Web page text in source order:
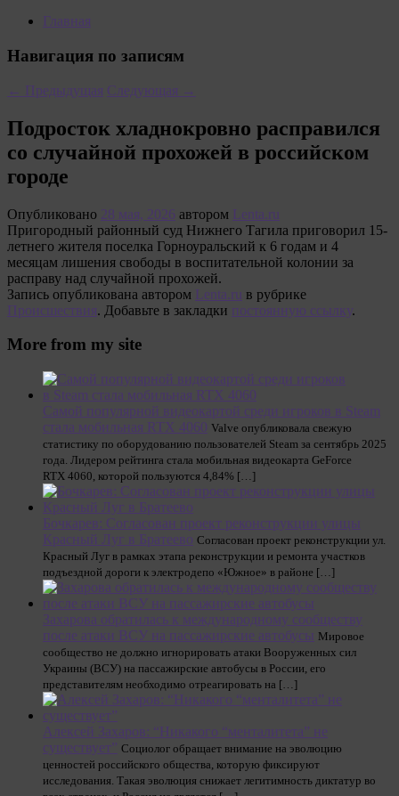
Главная
Навигация по записям
← Предыдущая Следующая →
Подросток хладнокровно расправился
со случайной прохожей в российском
городе
Опубликовано 28 мая, 2026 автором Lenta.ru
Пригородный районный суд Нижнего Тагила приговорил 15-
летнего жителя поселка Горноуральский к 6 годам и 4
месяцам лишения свободы в воспитательной колонии за
расправу над случайной прохожей.
Запись опубликована автором Lenta.ru в рубрике
Происшествия. Добавьте в закладки постоянную ссылку.
More from my site
Самой популярной видеокартой среди игроков в Steam
стала мобильная RTX 4060 Valve опубликовала свежую
статистику по оборудованию пользователей Steam за сентябрь 2025
года. Лидером рейтинга стала мобильная видеокарта GeForce
RTX 4060, которой пользуются 4,84% […]
Бочкарев: Согласован проект реконструкции улицы
Красный Луг в Братеево Согласован проект реконструкции ул.
Красный Луг в рамках этапа реконструкции и ремонта участков
подъездной дороги к электродепо «Южное» в районе […]
Захарова обратилась к международному сообществу
после атаки ВСУ на пассажирские автобусы Мировое
сообщество не должно игнорировать атаки Вооруженных сил
Украины (ВСУ) на пассажирские автобусы в России, его
представителям необходимо отреагировать на […]
Алексей Захаров: “Никакого “менталитета” не
существует” Социолог обращает внимание на эволюцию
ценностей российского общества, которую фиксируют
исследования. Такая эволюция снижает легитимность диктатур во